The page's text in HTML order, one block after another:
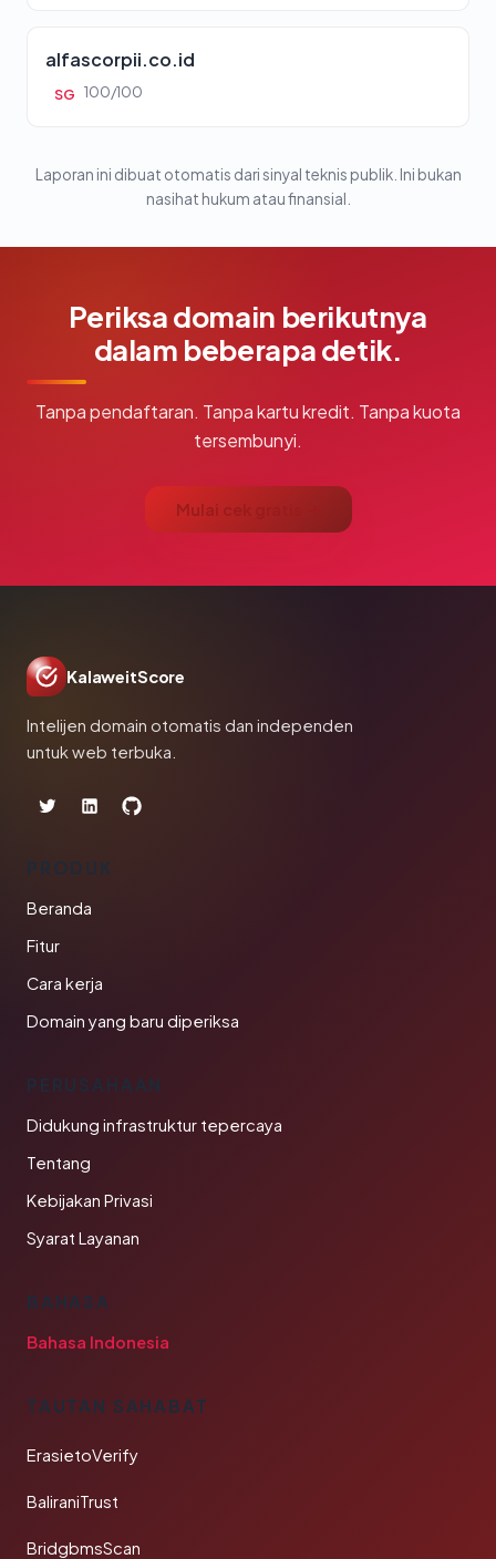
alfascorpii.co.id
SG 100/100
Laporan ini dibuat otomatis dari sinyal teknis publik. Ini bukan
nasihat hukum atau finansial.
Periksa domain berikutnya
dalam beberapa detik.
Tanpa pendaftaran. Tanpa kartu kredit. Tanpa kuota
tersembunyi.
Mulai cek gratis →
KalaweitScore
Intelijen domain otomatis dan independen
untuk web terbuka.
PRODUK
Beranda
Fitur
Cara kerja
Domain yang baru diperiksa
PERUSAHAAN
Didukung infrastruktur tepercaya
Tentang
Kebijakan Privasi
Syarat Layanan
BAHASA
Bahasa Indonesia
TAUTAN SAHABAT
ErasietoVerify
BaliraniTrust
BridgbmsScan